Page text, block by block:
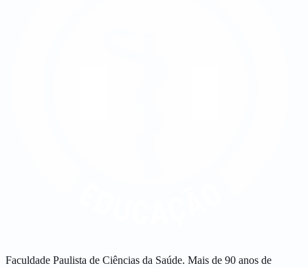
Faculdade Paulista de Ciências da Saúde. Mais de 90 anos de